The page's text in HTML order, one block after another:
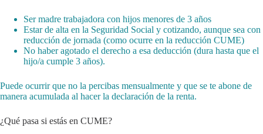
Ser madre trabajadora con hijos menores de 3 años
Estar de alta en la Seguridad Social y cotizando, aunque sea con
reducción de jornada (como ocurre en la reducción CUME)
No haber agotado el derecho a esa deducción (dura hasta que el
hijo/a cumple 3 años).
Puede ocurrir que no la percibas mensualmente y que se te abone de
manera acumulada al hacer la declaración de la renta.
¿Qué pasa si estás en CUME?